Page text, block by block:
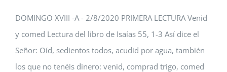
DOMINGO XVIII -A - 2/8/2020 PRIMERA LECTURA Venid
y comed Lectura del libro de Isaías 55, 1-3 Así dice el
Señor: Oíd, sedientos todos, acudid por agua, también
los que no tenéis dinero: venid, comprad trigo, comed